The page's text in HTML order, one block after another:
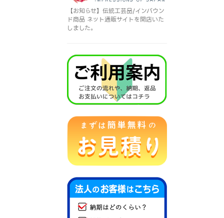
【お知らせ】伝統工芸品/インバウン
ド商品 ネット通販サイトを開店いた
しました。